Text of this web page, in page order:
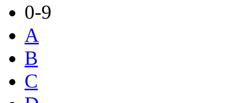
0-9
A
B
C